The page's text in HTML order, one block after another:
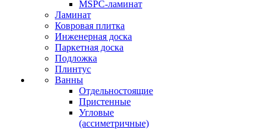
MSPC-ламинат
Ламинат
Ковровая плитка
Инженерная доска
Паркетная доска
Подложка
Плинтус
Ванны
Отдельностоящие
Пристенные
Угловые
(ассиметричные)